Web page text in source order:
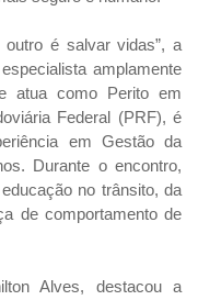
é salvar vidas”, a
amplamente
atua como Perito em
Federal (PRF), é
em Gestão da
Durante o encontro,
no trânsito, da
de comportamento de
Alves, destacou a